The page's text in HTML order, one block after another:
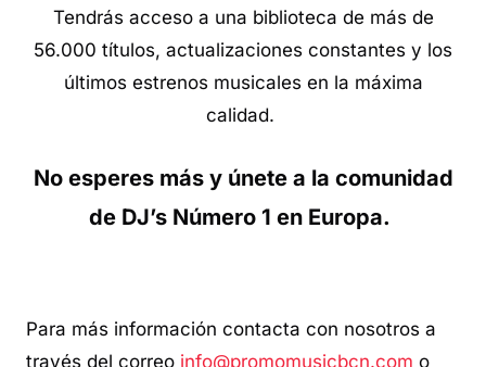
Tendrás acceso a una biblioteca de más de
56.000 títulos, actualizaciones constantes y los
últimos estrenos musicales en la máxima
calidad.
No esperes más y únete a la comunidad
de DJ’s Número 1 en Europa.
Para más información contacta con nosotros a
través del correo info@promomusicbcn.com o